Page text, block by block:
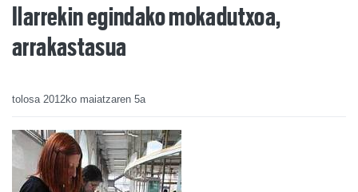
Ilarrekin egindako mokadutxoa,
arrakastasua
tolosa 2012ko maiatzaren 5a